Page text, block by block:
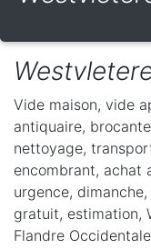
Vide maison, vide
antiquaire,
nettoyage,
encombrant, achat
urgence,
gratuit, estimation,
Flandre Occidentale